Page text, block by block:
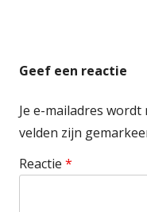
Geef een reactie
Je e-mailadres
velden zijn
Reactie *